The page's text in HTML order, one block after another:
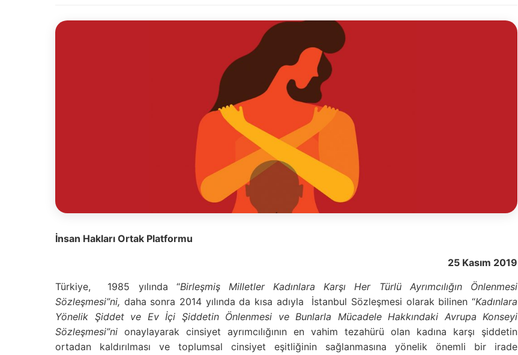
İnsan Hakları Ortak Platformu
25 Kasım 2019
Türkiye, 1985 yılında “Birleşmiş MilletlerKadınlara Karşı Her Türlü Ayrımcılığın Önlenmesi
Sözleşmesi”ni, daha sonra 2014 yılında da kısa adıyla İstanbul Sözleşmesi olarak bilinen “Kadınlara
Yönelik Şiddet ve Ev İçi Şiddetin Önlenmesi ve Bunlarla Mücadele Hakkındaki Avrupa Konseyi
Sözleşmesi”ni onaylayarak cinsiyet ayrımcılığının en vahim tezahürü olan kadına karşı şiddetin
ortadan kaldırılması ve toplumsal cinsiyet eşitliğinin sağlanmasına yönelik önemli bir irade